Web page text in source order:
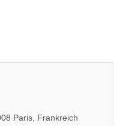
Paris, Frankreich